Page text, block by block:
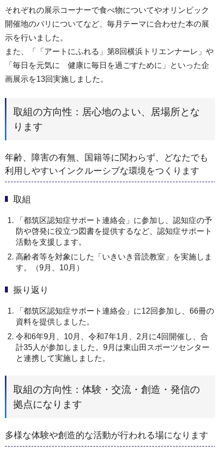
それぞれの展示コーナーで食べ物についてやオリンピック
開催地のパリについてなど、毎月テーマに合わせた本の展
示を行いました。
また、「「アートにふれる」第8回横浜トリエンナーレ」や
「毎日を元気に 健康に毎日を過ごすために」といった企
画展示を13回実施しました。
取組の方向性：居心地のよい、居場所とな
ります
年齢、障害の有無、国籍等に関わらず、どなたでも
利用しやすいインクルーシブな環境をつくります
取組
「都筑区認知症サポート連絡会」に参加し、認知症の予
防や啓発に役立つ図書を提供するなど、認知症サポート
活動を支援します。
高齢者等を対象にした「いきいき音読教室」を実施しま
す。（9月、10月）
振り返り
「都筑区認知症サポート連絡会」に12回参加し、66冊の
資料を提供しました。
令和6年9月、10月、令和7年1月、2月に4回開催し、合
計35人が参加しました。9月は東山田スポーツセンター
と連携して実施しました。
取組の方向性：体験・交流・創造・発信の
拠点になります
多様な体験や創造的な活動が行われる場になります